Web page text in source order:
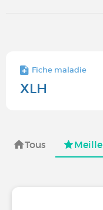
Fiche maladie
XLH
Tous